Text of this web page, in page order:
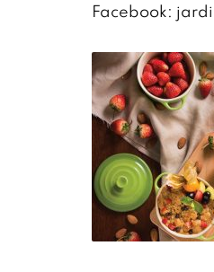
Facebook: